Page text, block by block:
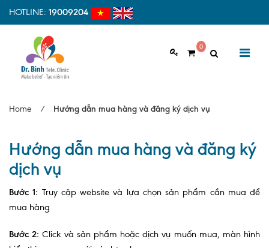
HOTLINE: 19009204
0
Tầm nhìn, sứ mệnh
Đội ngũ y bác sĩ
Home / Hướng dẫn mua hàng và đăng ký dịch vụ
Hướng dẫn mua hàng và đăng ký
dịch vụ
Bước 1: Truy cập website và lựa chọn sản phẩm cần mua để
mua hàng
Bước 2: Click và sản phẩm hoặc dịch vụ muốn mua, màn hình